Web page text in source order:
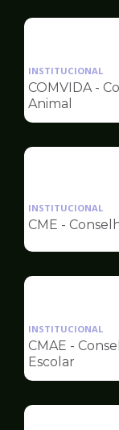
INSTITUCIONAL
COMVIDA -
Animal
INSTITUCIONAL
CME -
INSTITUCIONAL
CMAE -
Escolar